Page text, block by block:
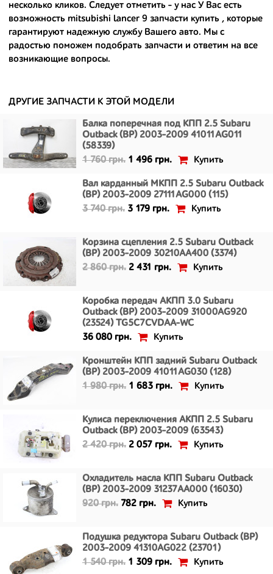
- доступные по цене;
- сняты только с автомобилей, которые ездили по превосходным
европейским и японским дорогам;
несколько кликов. Следует отметить - у нас У Вас есть
возможность mitsubishi lancer 9 запчасти купить , которые
гарантируют надежную службу Вашего авто. Мы с
радостью поможем подобрать запчасти и ответим на все
возникающие вопросы.
ДРУГИЕ ЗАПЧАСТИ К ЭТОЙ МОДЕЛИ
Балка поперечная под КПП 2.5 Subaru
Outback (BP) 2003-2009 41011AG011
(58339)
1 760 грн. 1 496 грн. Купить
Вал карданный МКПП 2.5 Subaru Outback
(BP) 2003-2009 27111AG000 (115)
3 740 грн. 3 179 грн. Купить
Корзина сцепления 2.5 Subaru Outback
(BP) 2003-2009 30210AA400 (3374)
2 860 грн. 2 431 грн. Купить
Коробка передач АКПП 3.0 Subaru
Outback (BP) 2003-2009 31000AG920
(23524) TG5C7CVDAA-WC
36 080 грн.
Купить
Кронштейн КПП задний Subaru Outback
(BP) 2003-2009 41011AG030 (128)
1 980 грн. 1 683 грн. Купить
Кулиса переключения АКПП 2.5 Subaru
Outback (BP) 2003-2009 (63543)
2 420 грн. 2 057 грн. Купить
Охладитель масла КПП Subaru Outback
(BP) 2003-2009 31237AA000 (16030)
920 грн. 782 грн. Купить
Подушка редуктора Subaru Outback (BP)
2003-2009 41310AG022 (23701)
1 540 грн. 1 309 грн. Купить